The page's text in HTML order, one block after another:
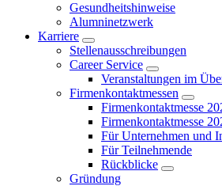
Gesundheitshinweise
Alumninetzwerk
Karriere
Stellenausschreibungen
Career Service
Veranstaltungen im
Firmenkontaktmessen
Firmenkontaktmesse
Firmenkontaktmesse
Für Unternehmen und
Für Teilnehmende
Rückblicke
Gründung